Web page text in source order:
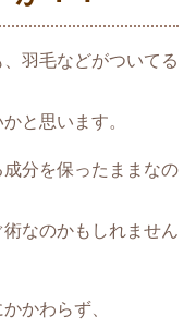
羽毛などがついてる
と思います。
分を保ったままなの
なのかもしれません
かわらず、